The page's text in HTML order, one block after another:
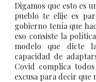
Digamos que esto es
pueblo te elije es
gobierno tenía que
eso consiste la
modelo que dicte
capacidad de
Covid complica
excusa para decir que